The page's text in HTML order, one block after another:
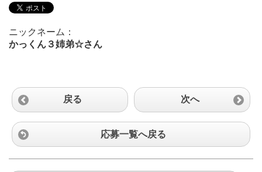
ニックネーム：
かっくん３姉弟☆さん
戻る 次へ
応募一覧へ戻る